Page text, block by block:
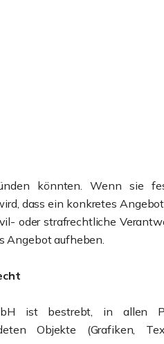
könnten. Wenn sie
dass ein konkretes
oder strafrechtliche
Angebot aufheben.
ist bestrebt, in allen
Objekte (Grafiken,